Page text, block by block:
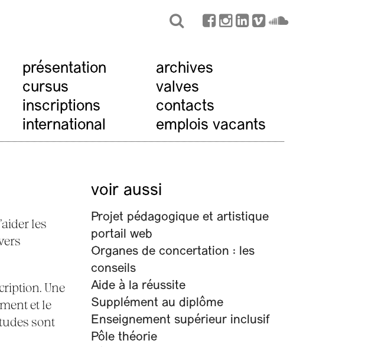
présentation
cursus
inscriptions
international
archives
valves
contacts
emplois vacants
les
Une
et le
sont
voir aussi
Projet pédagogique et artistique
portail web
Organes de concertation : les
conseils
Aide à la réussite
Supplément au diplôme
Enseignement supérieur inclusif
Pôle théorie